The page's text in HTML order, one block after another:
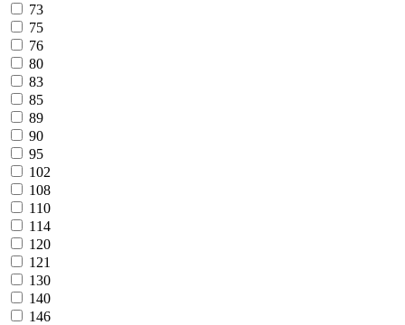
73
75
76
80
83
85
89
90
95
102
108
110
114
120
121
130
140
146